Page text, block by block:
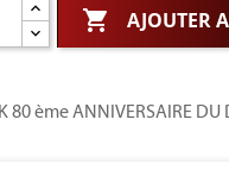
 AJOUTER
80 ème ANNIVERSAIRE DU